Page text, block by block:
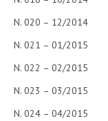
N. 020 – 12/2014
N. 021 – 01/2015
N. 022 – 02/2015
N. 023 – 03/2015
N. 024 – 04/2015